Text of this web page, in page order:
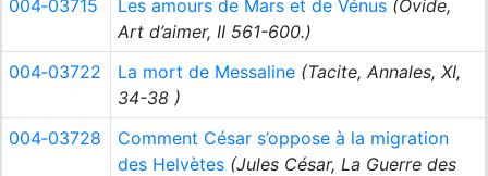
004‑03715
Les amours de Mars et de Vénus (Ovide,
Art d’aimer, II 561-600.)
004‑03722
La mort de Messaline (Tacite, Annales, XI,
34-38 )
004‑03728
Comment César s’oppose à la migration
des Helvètes (Jules César, La Guerre des